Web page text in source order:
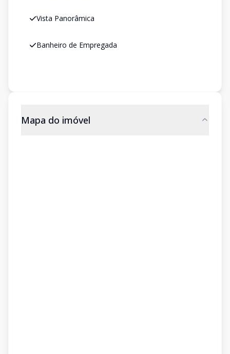
Vista Panorâmica
Banheiro de Empregada
Mapa do imóvel